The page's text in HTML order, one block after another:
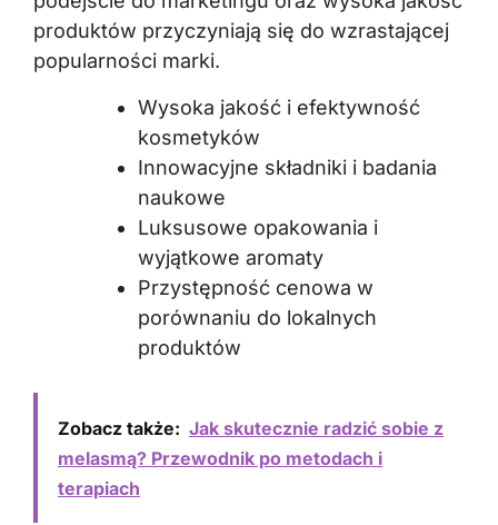
produktów przyczyniają się do wzrastającej
popularności marki.
Wysoka jakość i efektywność
kosmetyków
Innowacyjne składniki i badania
naukowe
Luksusowe opakowania i
wyjątkowe aromaty
Przystępność cenowa w
porównaniu do lokalnych
produktów
Zobacz także: Jak skutecznie radzić sobie z
melasmą? Przewodnik po metodach i
terapiach